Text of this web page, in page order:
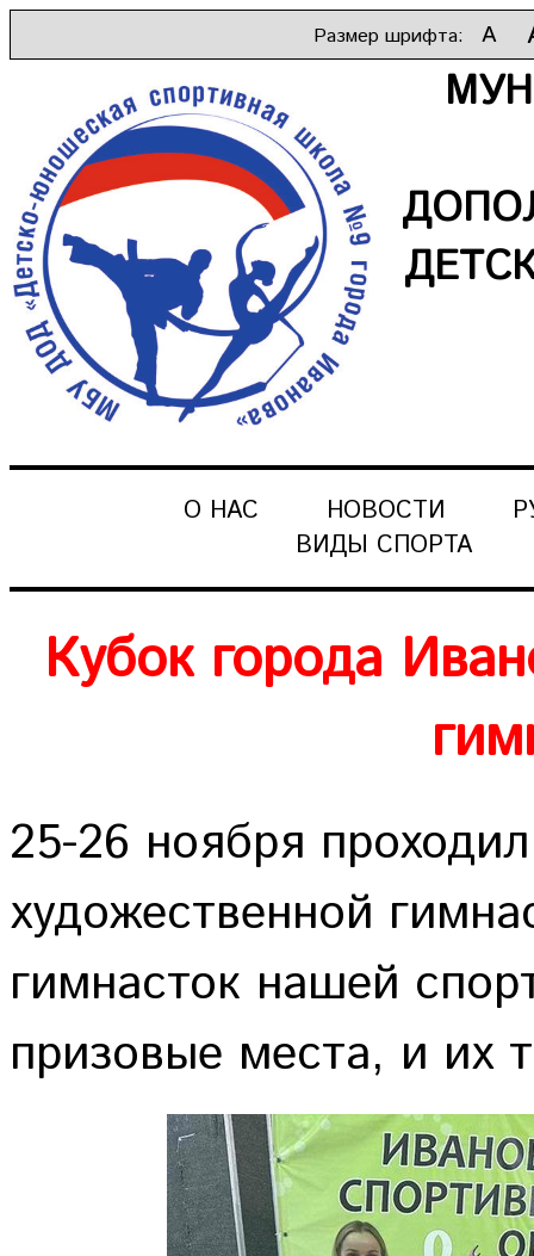
Размер шрифта: A
О НАС НОВОСТИ
ВИДЫ СПОРТА
Кубок города
25-26 ноября
художественной
гимнасток нашей
призовые места, и их